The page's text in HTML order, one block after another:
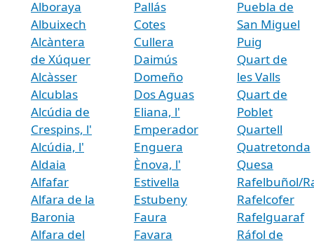
Alboraya
Albuixech
Alcàntera
de Xúquer
Alcàsser
Alcublas
Alcúdia de
Crespins, l'
Alcúdia, l'
Aldaia
Alfafar
Alfara de la
Baronia
Alfara del
Pallás
Cotes
Cullera
Daimús
Domeño
Dos Aguas
Eliana, l'
Emperador
Enguera
Ènova, l'
Estivella
Estubeny
Faura
Favara
Puebla de
San Miguel
Puig
Quart de
les Valls
Quart de
Poblet
Quartell
Quatretonda
Quesa
Rafelbuñol/
Rafelcofer
Rafelguaraf
Ráfol de